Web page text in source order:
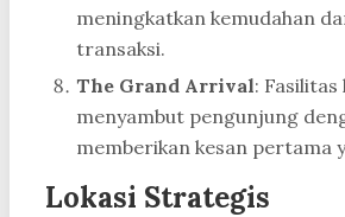
meningkatkan kemudahan
transaksi.
The Grand Arrival: Fasilitas
menyambut pengunjung
memberikan kesan pertama
Lokasi Strategis